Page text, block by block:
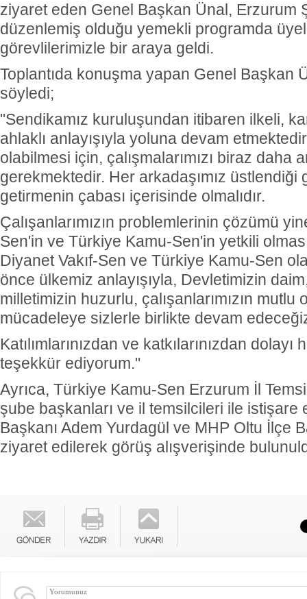
ziyaret eden Genel Başkan Ünal, Erzurum
düzenlemiş olduğu yemekli programda
görevlilerimizle bir araya geldi.
Toplantıda konuşma yapan Genel Başkan
söyledi;
"Sendikamız kuruluşundan itibaren ilkeli,
ahlaklı anlayışıyla yoluna devam
olabilmesi için, çalışmalarımızı biraz daha
gerekmektedir. Her arkadaşımız üstlendiği
getirmenin çabası içerisinde olmalıdır.
Çalışanlarımızın problemlerinin çözümü
Sen'in ve Türkiye Kamu-Sen'in yetkili
Diyanet Vakıf-Sen ve Türkiye Kamu-Sen
önce ülkemiz anlayışıyla, Devletimizin
milletimizin huzurlu, çalışanlarımızın mutlu
mücadeleye sizlerle birlikte devam
Katılımlarınızdan ve katkılarınızdan dolayı
teşekkür ediyorum."
Ayrıca, Türkiye Kamu-Sen Erzurum İl
şube başkanları ve il temsilcileri ile istişare
Başkanı Adem Yurdagül ve MHP Oltu İlçe
ziyaret edilerek görüş alışverişinde